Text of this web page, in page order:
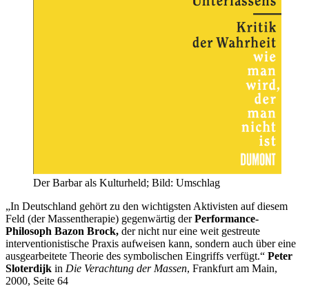
Der Barbar als Kulturheld; Bild: Umschlag
„In Deutschland gehört zu den wichtigsten Aktivisten auf diesem
Feld (der Massentherapie) gegenwärtig derPerformance-
Philosoph Bazon Brock, der nicht nur eine weit gestreute
interventionistische Praxis aufweisen kann, sondern auch über eine
ausgearbeitete Theorie des symbolischen Eingriffs verfügt.“ Peter
Sloterdijk in Die Verachtung der Massen, Frankfurt am Main,
2000, Seite 64